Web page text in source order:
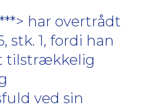
har overtrådt
stk. 1, fordi han
tilstrækkelig
ved sin